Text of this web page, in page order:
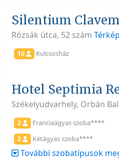
Silentium
Rózsák útca, 52 szám
10 Kulcsosház
Hotel Septimia
Székelyudvarhely, Orbán
2 Franciaágyas szoba****
2 Kétágyas szoba****
További szobatípusok